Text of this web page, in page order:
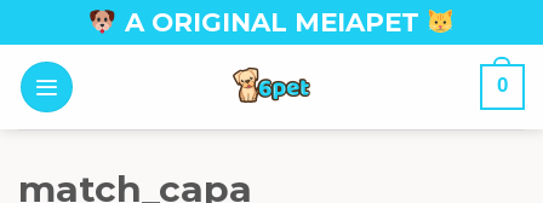
to
content
A ORIGINAL MEIAPET
0
match_capa